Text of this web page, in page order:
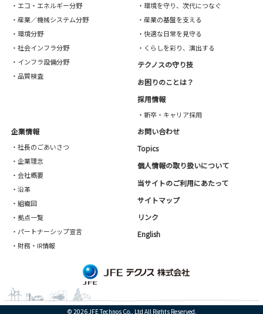
企業情報
・社長のごあいさつ
・企業理念
・会社概要
・沿革
・組織図
・拠点一覧
・パートナーシップ宣言
・財務・IR情報
・エコ・エネルギー分野
・産業／機械システム分野
・環境分野
・社会インフラ分野
・インフラ設備分野
・品質検査
・環境を守り、次代につなぐ
・産業の基盤を支える
・快適な日常を見守る
・くらしを彩り、演出する
テクノスの守り技
お困りのことは？
採用情報
・新卒・キャリア採用
お問い合わせ
Topics
個人情報の取り扱いについて
当サイトのご利用にあたって
サイトマップ
リンク
English
© 2026 JFE Technos Co., Ltd All Rights Reserved.